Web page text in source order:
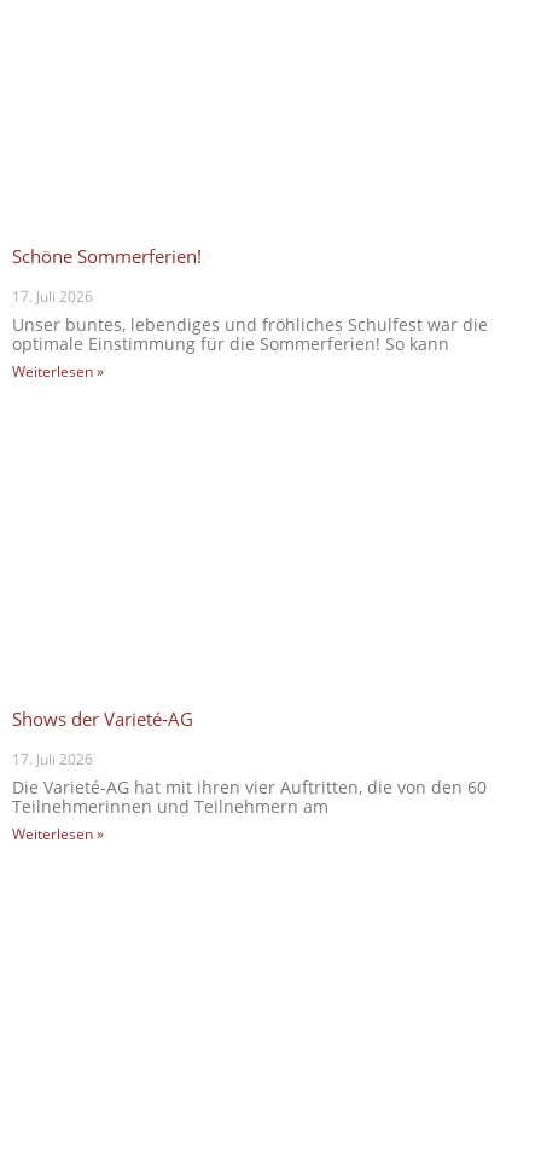
Schöne Sommerferien!
17. Juli 2026
Unser buntes, lebendiges und fröhliches Schulfest war die
optimale Einstimmung für die Sommerferien! So kann
Weiterlesen »
Shows der Varieté-AG
17. Juli 2026
Die Varieté-AG hat mit ihren vier Auftritten, die von den 60
Teilnehmerinnen und Teilnehmern am
Weiterlesen »